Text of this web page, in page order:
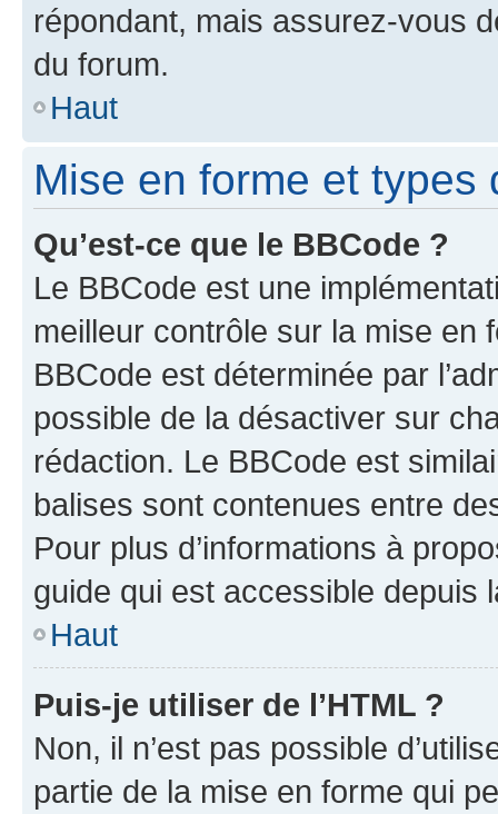
répondant, mais assurez-vous
du forum.
Haut
Mise en forme et types
Qu’est-ce que le BBCode ?
Le BBCode est une
meilleur contrôle sur la mise en
BBCode est déterminée par
possible de la désactiver sur
rédaction. Le BBCode est
balises sont contenues entre
Pour plus d’informations à
guide qui est accessible depuis
Haut
Puis-je utiliser de l’HTML ?
Non, il n’est pas possible
partie de la mise en forme qui